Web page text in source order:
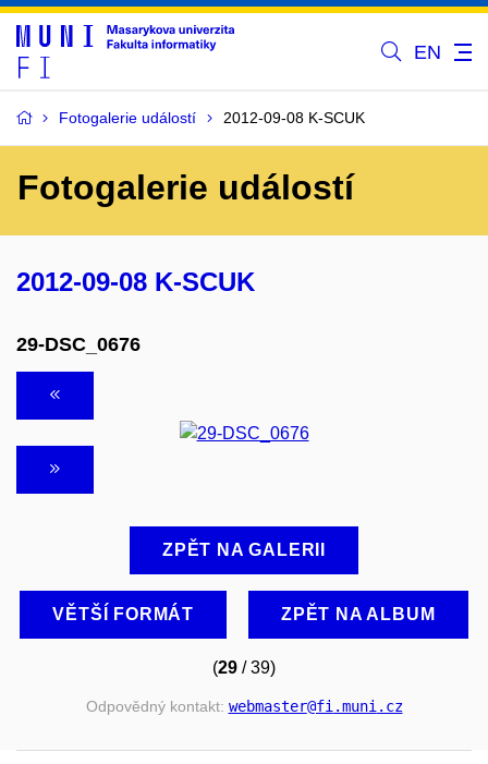
EN
Fotogalerie událostí 2012-09-08 K-SCUK
Fotogalerie událostí
2012-09-08 K-SCUK
29-DSC_0676
ZPĚT NA GALERII
VĚTŠÍ FORMÁT ZPĚT NA ALBUM
(29 / 39)
Odpovědný kontakt: webmaster@fi.muni.cz